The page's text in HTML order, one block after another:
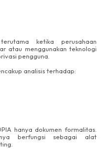
ketika perusahaan
atau menggunakan teknologi
pengguna.
analisis terhadap:
hanya dokumen formalitas.
berfungsi sebagai alat